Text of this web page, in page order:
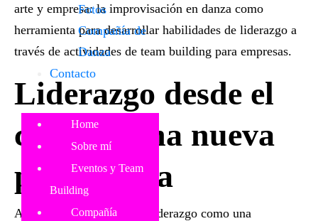
Fotos
Compañía de
Danza
Contacto
Home
Sobre mí
Eventos y Team
Building
Compañía
arte y empresa:la improvisación en danza como
herramienta para desarrollar habilidades de liderazgo a
través de actividades de team building para empresas.
Liderazgo desde el
cuerpo: una nueva
perspectiva
A menudo se piensa en el liderazgo como una